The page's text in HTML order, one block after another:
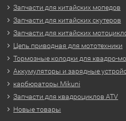
Запчасти для китайских мопедов
Запчасти для китайских скутеров
Запчасти для китайских
Цепь приводная для мототехники
Тормозные колодки для квадро-
Аккумуляторы и зарядные
карбюраторы Mikuni
Запчасти для квадроциклов ATV
Новые товары